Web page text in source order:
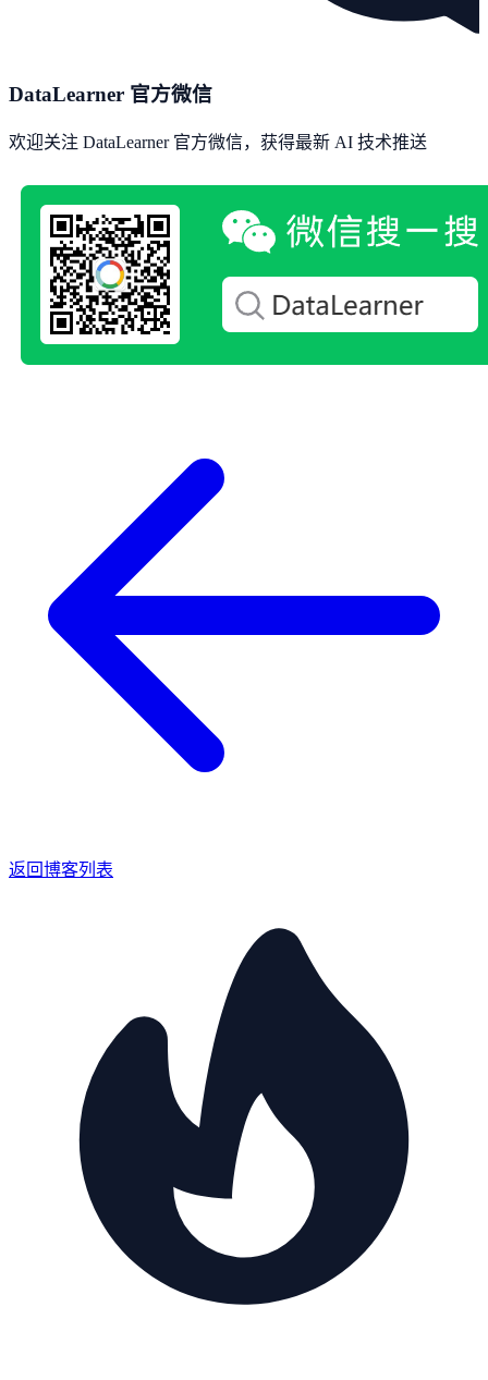
DataLearner 官方微信
欢迎关注 DataLearner 官方微信，获得最新 AI 技术推送
返回博客列表